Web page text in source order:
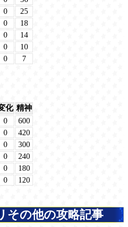
0
25
0
18
0
14
0
10
0 7
化 精神
0
600
0
420
0
300
0
240
0
180
0
120
その他の攻略記事